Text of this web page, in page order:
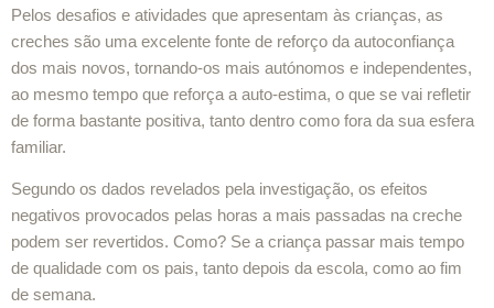
Pelos desafios e atividades que apresentam às crianças, as
creches são uma excelente fonte de reforço da autoconfiança
dos mais novos, tornando-os mais autónomos e independentes,
ao mesmo tempo que reforça a auto-estima, o que se vai refletir
de forma bastante positiva, tanto dentro como fora da sua esfera
familiar.
Segundo os dados revelados pela investigação, os efeitos
negativos provocados pelas horas a mais passadas na creche
podem ser revertidos. Como? Se a criança passar mais tempo
de qualidade com os pais, tanto depois da escola, como ao fim
de semana.